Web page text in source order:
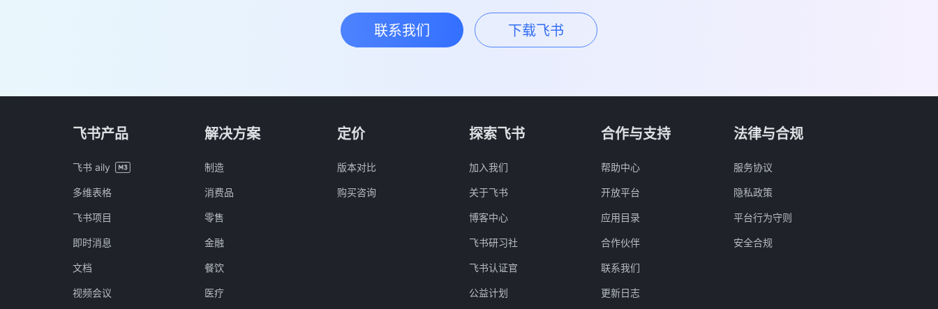
联系我们 下载飞书
飞书产品
飞书 aily
多维表格
飞书项目
即时消息
文档
视频会议
解决方案
制造
消费品
零售
金融
餐饮
医疗
定价
版本对比
购买咨询
探索飞书
加入我们
关于飞书
博客中心
飞书研习社
飞书认证官
公益计划
合作与支持
帮助中心
开放平台
应用目录
合作伙伴
联系我们
更新日志
法律与合规
服务协议
隐私政策
平台行为守则
安全合规